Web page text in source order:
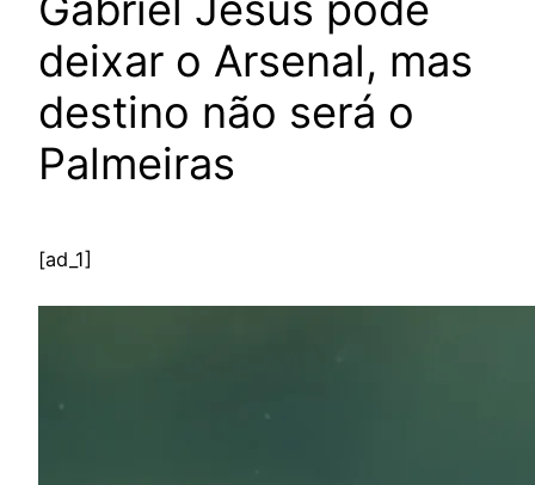
deixar o Arsenal, mas
destino não será o
Palmeiras
[ad_1]